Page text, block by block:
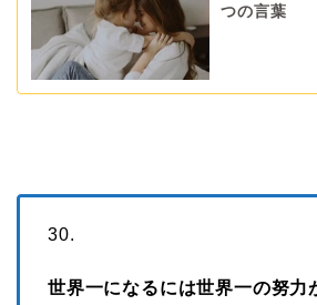
つの言葉
30.
世界一になるには世界一の努力